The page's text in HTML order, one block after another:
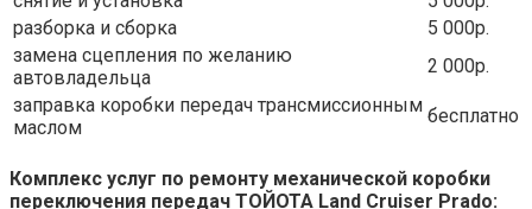
разборка и сборка
5 000р.
замена сцепления по желанию
автовладельца
2 000р.
заправка коробки передач трансмиссионным
маслом
бесплатно
Комплекс услуг по ремонту механической коробки
переключения передач ТОЙОТА Land Cruiser Prado: